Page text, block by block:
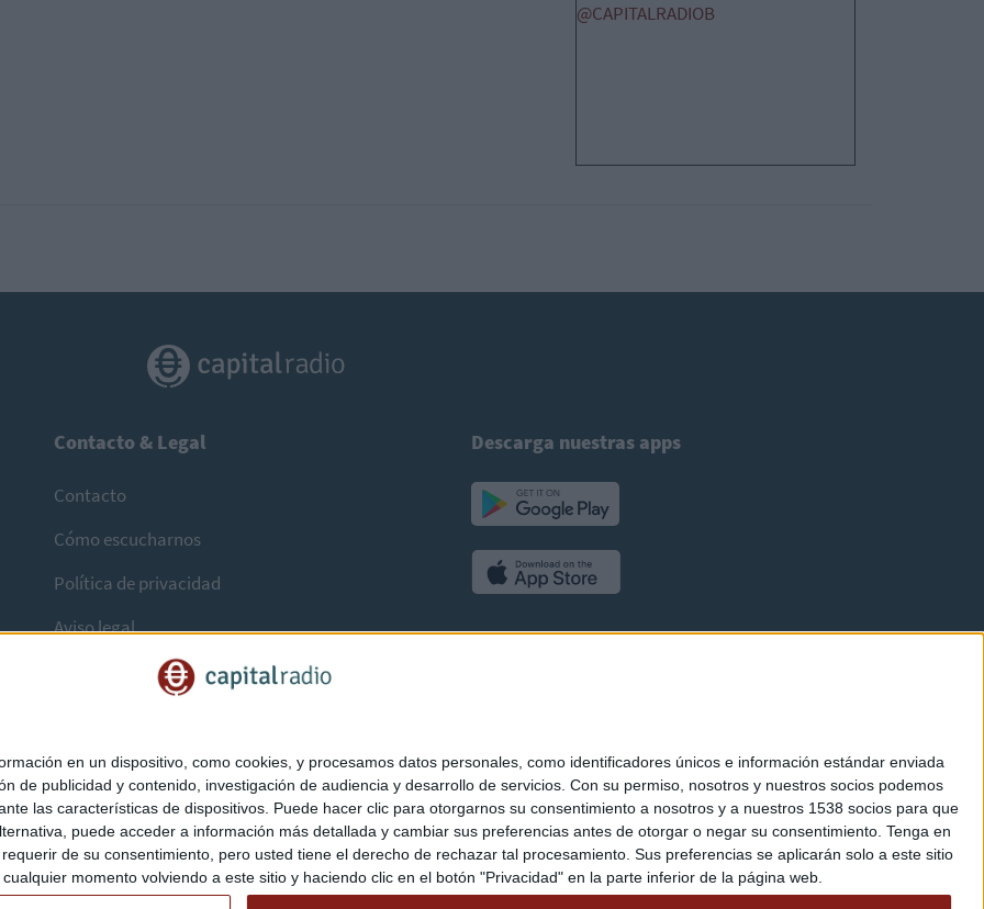
en un dispositivo, como cookies, y procesamos datos personales, como identificadores únicos e información estándar enviada
de publicidad y contenido, investigación de audiencia y desarrollo de servicios. Con su permiso, nosotros y nuestros socios podemos
las características de dispositivos. Puede hacer clic para otorgarnos su consentimiento a nosotros y a nuestros 1538 socios para que
puede acceder a información más detallada y cambiar sus preferencias antes de otorgar o negar su consentimiento. Tenga en
de su consentimiento, pero usted tiene el derecho de rechazar tal procesamiento. Sus preferencias se aplicarán solo a este sitio
momento volviendo a este sitio y haciendo clic en el botón "Privacidad" en la parte inferior de la página web.
@CAPITALRADIOB
Contacto & Legal
Contacto
Cómo escucharnos
Política de privacidad
Aviso legal
Descarga nuestras apps